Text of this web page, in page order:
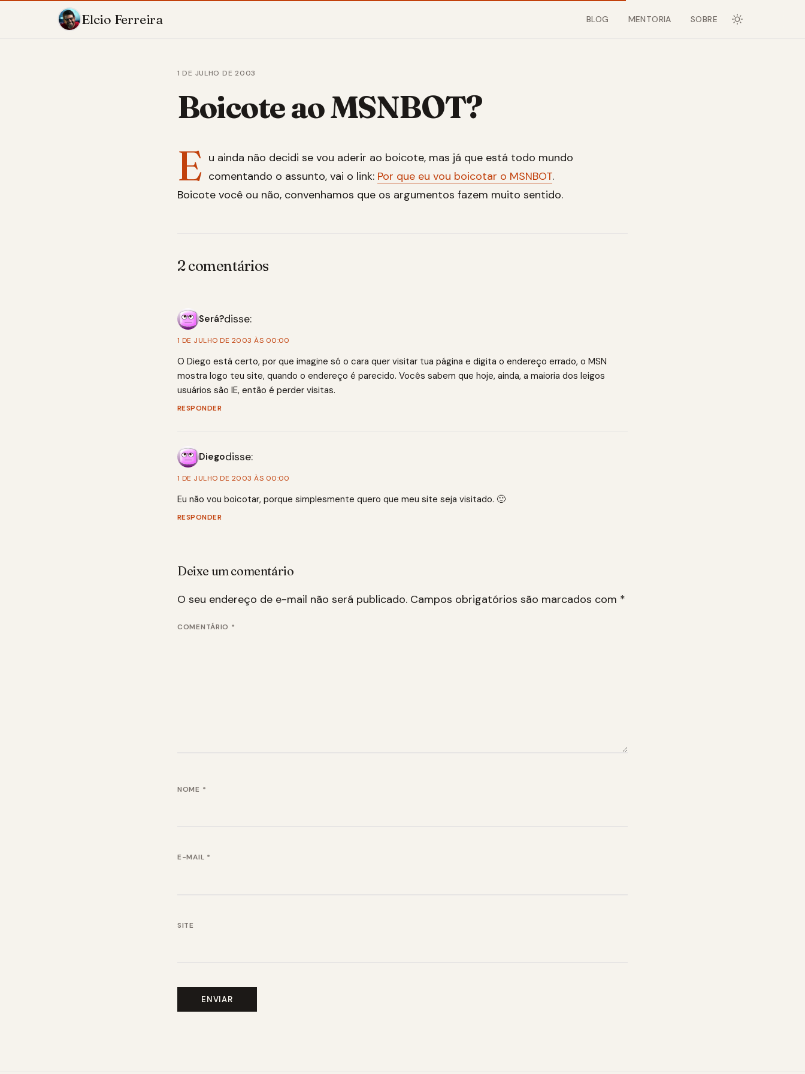
Elcio Ferreira BLOG MENTORIA SOBRE
1 DE JULHO DE 2003
Boicote ao MSNBOT?
E u ainda não decidi se vou aderir ao boicote, mas já que está todo mundo
comentando o assunto, vai o link: Por que eu vou boicotar o MSNBOT.
Boicote você ou não, convenhamos que os argumentos fazem muito sentido.
2 comentários
Será?disse:
1 DE JULHO DE 2003 ÀS 00:00
O Diego está certo, por que imagine só o cara quer visitar tua página e digita o endereço errado, o MSN
mostra logo teu site, quando o endereço é parecido. Vocês sabem que hoje, ainda, a maioria dos leigos
usuários são IE, então é perder visitas.
RESPONDER
Diegodisse:
1 DE JULHO DE 2003 ÀS 00:00
Eu não vou boicotar, porque simplesmente quero que meu site seja visitado. 🙂
RESPONDER
Deixe um comentário
O seu endereço de e-mail não será publicado. Campos obrigatórios são marcados com *
COMENTÁRIO *
NOME *
E-MAIL *
SITE